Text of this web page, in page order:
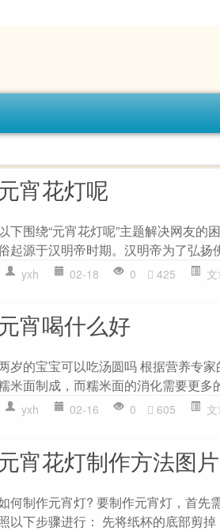
元宵花灯呢
下围绕“元宵花灯呢”主题解决网友的
起源于汉明帝时期。汉明帝为了弘扬
yxh 02-18 0 425
元宵喝什么好
岁的宝宝可以吃汤圆吗 根据营养专
米面制成，而糯米面的消化需要更多
yxh 02-16 0 605
元宵花灯制作方法图
何制作元宵灯? 要制作元宵灯，首先
以下步骤进行： 先将纸杯的底部剪